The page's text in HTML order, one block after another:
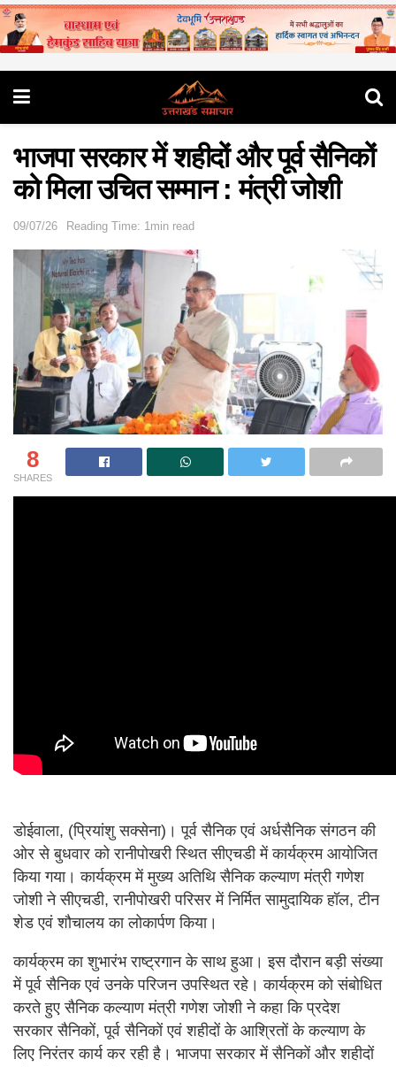
भाजपा सरकार में शहीदों और पूर्व सैनिकों
को मिला उचित सम्मान : मंत्री जोशी
09/07/26 Reading Time: 1min read
8
SHARES
डोईवाला, (प्रियांशु सक्सेना)। पूर्व सैनिक एवं अर्धसैनिक संगठन की
ओर से बुधवार को रानीपोखरी स्थित सीएचडी में कार्यक्रम आयोजित
किया गया। कार्यक्रम में मुख्य अतिथि सैनिक कल्याण मंत्री गणेश
जोशी ने सीएचडी, रानीपोखरी परिसर में निर्मित सामुदायिक हॉल, टीन
शेड एवं शौचालय का लोकार्पण किया।
कार्यक्रम का शुभारंभ राष्ट्रगान के साथ हुआ। इस दौरान बड़ी संख्या
में पूर्व सैनिक एवं उनके परिजन उपस्थित रहे। कार्यक्रम को संबोधित
करते हुए सैनिक कल्याण मंत्री गणेश जोशी ने कहा कि प्रदेश
सरकार सैनिकों, पूर्व सैनिकों एवं शहीदों के आश्रितों के कल्याण के
लिए निरंतर कार्य कर रही है। भाजपा सरकार में सैनिकों और शहीदों